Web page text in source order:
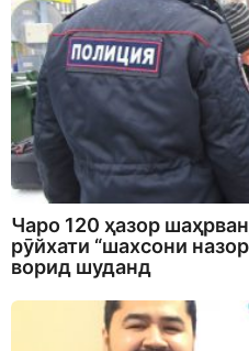
Чаро 120 ҳазор
рӯйхати “шахсони
ворид шуданд